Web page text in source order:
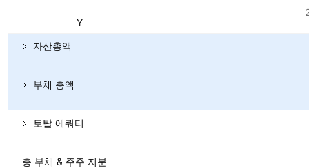
통화: JPY
자산총액
부채 총액
토탈 에쿼티
총 부채 & 주주 지분